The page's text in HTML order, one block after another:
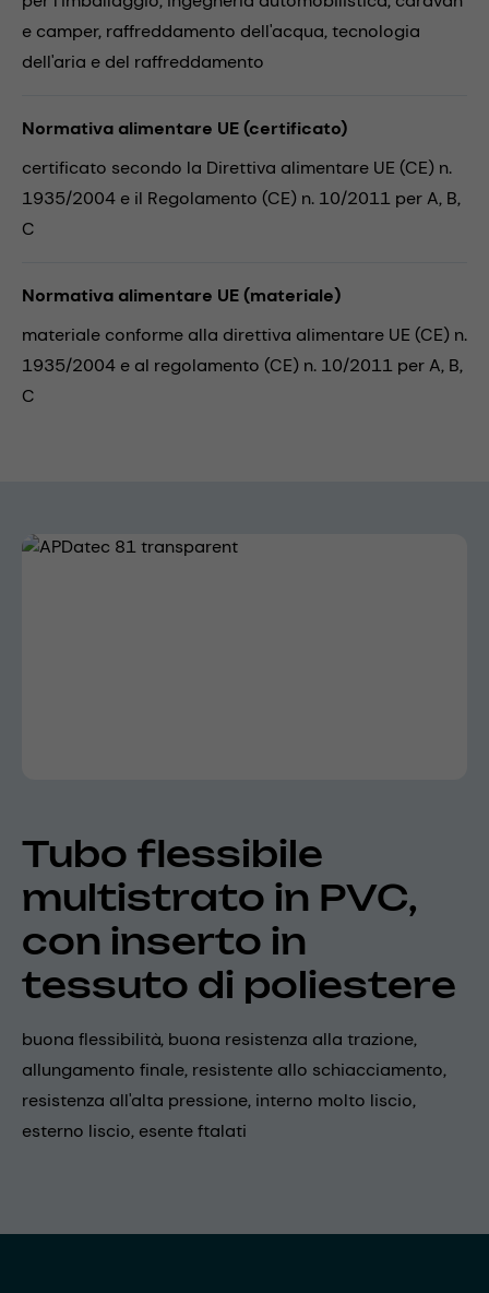
e camper, raffreddamento dell'acqua,tecnologia
dell'aria e del raffreddamento
Normativa alimentare UE (certificato)
certificato secondo la Direttiva alimentare UE (CE) n.
1935/2004 e il Regolamento (CE) n. 10/2011 per A, B,
C
Normativa alimentare UE (materiale)
materiale conforme alla direttiva alimentare UE (CE) n.
1935/2004 e al regolamento (CE) n. 10/2011 per A, B,
C
Skip image gallery
Tubo flessibile
multistrato in PVC,
con inserto in
tessuto di poliestere
buona flessibilità, buona resistenza alla trazione,
allungamento finale, resistente allo schiacciamento,
resistenza all'alta pressione, interno molto liscio,
esterno liscio, esente ftalati